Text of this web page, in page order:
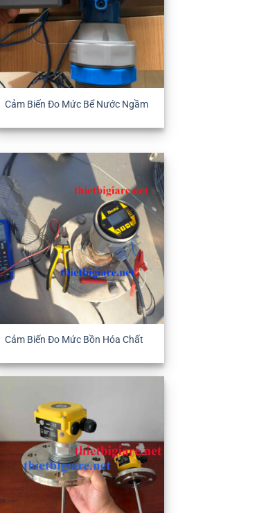
Cảm Biến Đo Mức Bể Nước Ngầm
Cảm Biến Đo Mức Bồn Hóa Chất